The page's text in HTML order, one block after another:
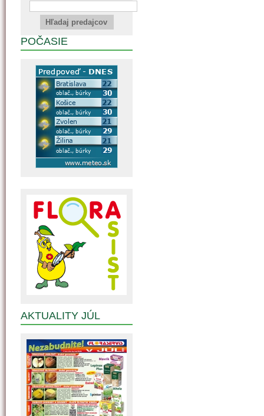
POČASIE
AKTUALITY JÚL